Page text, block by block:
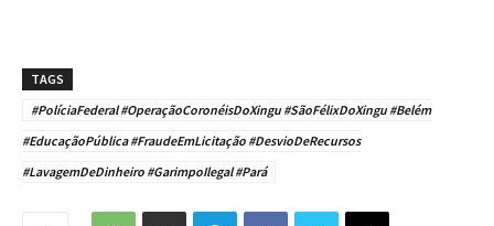
TAGS
#PolíciaFederal #OperaçãoCoronéisDoXingu #SãoFélixDoXingu #Belém
#EducaçãoPública #FraudeEmLicitação #DesvioDeRecursos
#LavagemDeDinheiro #GarimpoIlegal #Pará